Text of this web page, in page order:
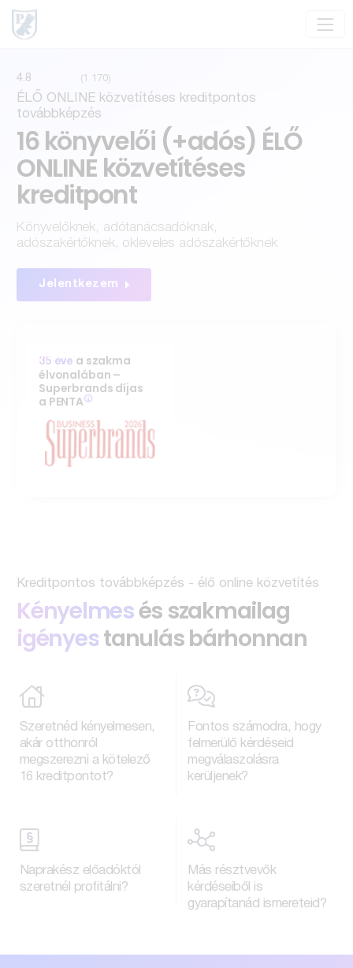
4.8 (1 170)
ÉLŐ ONLINE közvetítéses kreditpontos
továbbképzés
16 könyvelői (+adós) ÉLŐ
ONLINE közvetítéses
kreditpont
Könyvelőknek, adótanácsadóknak,
adószakértőknek, okleveles adószakértőknek
Jelentkezem
35 éve a szakma
élvonalában –
Superbrands díjas
a PENTA
Kreditpontos továbbképzés - élő online közvetítés
Kényelmesés szakmailag
igényestanulás bárhonnan
Szeretnéd kényelmesen,
akár otthonról
megszerezni a kötelező
16 kreditpontot?
Fontos számodra, hogy
felmerülő kérdéseid
megválaszolásra
kerüljenek?
Naprakész előadóktól
szeretnél profitálni?
Más résztvevők
kérdéseiből is
gyarapítanád ismereteid?